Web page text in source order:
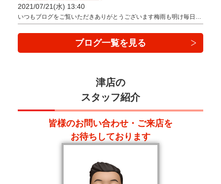
2021/07/21(水) 13:40
いつもブログをご覧いただきありがとうございます梅雨も明け毎日…
ブログ一覧を見る
津店の
スタッフ紹介
皆様のお問い合わせ・ご来店を
お待ちしております